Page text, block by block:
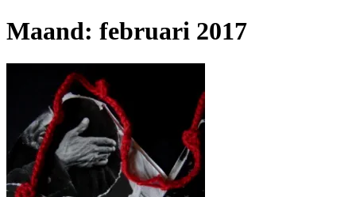
Maand: februari 2017